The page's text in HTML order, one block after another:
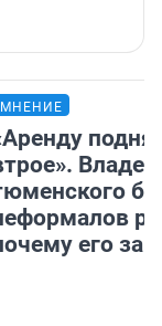
МНЕНИЕ
его